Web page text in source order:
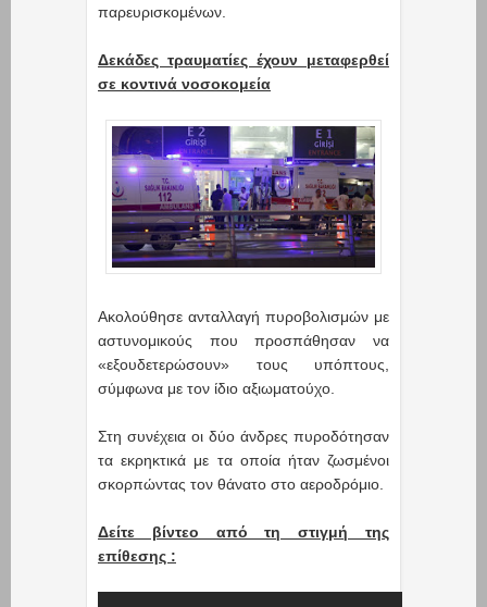
παρευρισκομένων.
Δεκάδες τραυματίες έχουν μεταφερθεί
σε κοντινά νοσοκομεία
Ακολούθησε ανταλλαγή πυροβολισμών με
αστυνομικούς που προσπάθησαν να
«εξουδετερώσουν» τους υπόπτους,
σύμφωνα με τον ίδιο αξιωματούχο.
Στη συνέχεια οι δύο άνδρες πυροδότησαν
τα εκρηκτικά με τα οποία ήταν ζωσμένοι
σκορπώντας τον θάνατο στο αεροδρόμιο.
Δείτε βίντεο από τη στιγμή της
επίθεσης :